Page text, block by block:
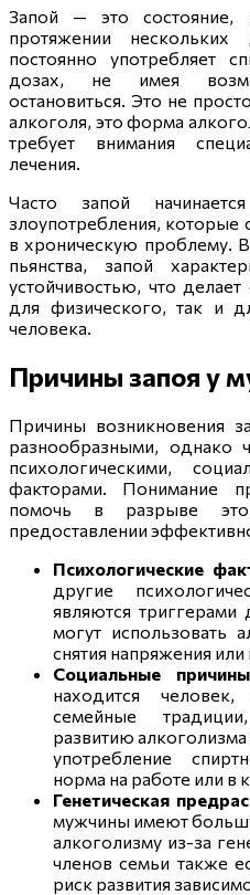
Запой — это состояние,
протяжении
постоянно употребляет
дозах, не имея
остановиться. Это не
алкоголя, это форма
требует внимания
лечения.
Часто запой
злоупотребления,
в хроническую проблему.
пьянства, запой
устойчивостью, что
для физического, так и
человека.
Причины запоя у
Причины возникновения
разнообразными, однако
психологическими,
факторами. Понимание
помочь в разрыве
предоставлении
Психологические
другие
являются
могут использовать
снятия напряжения или
Социальные
находится
семейные
развитию
употребление
норма на работе или в
Генетическая
мужчины имеют
алкоголизму из-за
членов семьи также
риск развития